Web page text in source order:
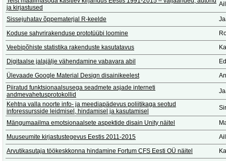
ja kirjastused
Sissejuhatav õppematerjal R-keelde
Koduse sahvrirakenduse prototüübi loomine
Veebipõhiste statistika rakenduste kasutatavus
Digitaalse jalajälje vähendamine vabavara abil
Ülevaade Google Material Design disainikeelest
Piiratud funktsionaalsusega seadmete asjade interneti
andmevahetusprotokollid
Kehtna valla noorte info- ja meediapädevus poliitikaga seotud
inforessursside leidmisel, hindamisel ja kasutamisel
Mängumaailma emotsionaalsete aspektide disain Unity näitel
Muuseumite kirjastustegevus Eestis 2011-2015
Arvutikasutaja töökeskkonna hindamine Fortum CFS Eesti OÜ näitel